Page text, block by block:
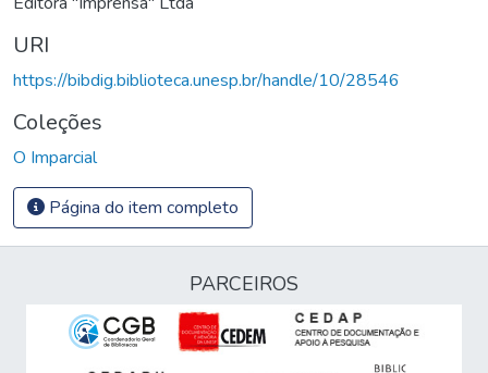
URI
https://bibdig.biblioteca.unesp.br/handle/10/28546
Coleções
O Imparcial
Página do item completo
PARCEIROS